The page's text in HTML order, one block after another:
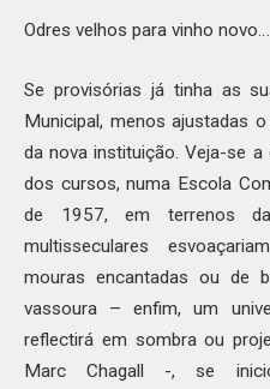
Odres velhos para vinho novo…
Se provisórias já tinha as
Municipal, menos ajustadas
da nova instituição. Veja-se a
dos cursos, numa Escola
de 1957, em terrenos
multisseculares
mouras encantadas ou de
vassoura – enfim, um
reflectirá em sombra ou
Marc Chagall -, se